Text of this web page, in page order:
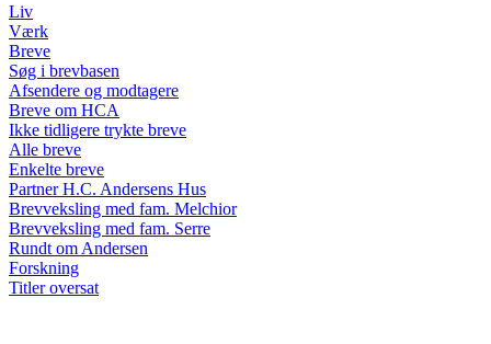
Liv
Værk
Breve
Søg i brevbasen
Afsendere og modtagere
Breve om HCA
Ikke tidligere trykte breve
Alle breve
Enkelte breve
Partner H.C. Andersens Hus
Brevveksling med fam. Melchior
Brevveksling med fam. Serre
Rundt om Andersen
Forskning
Titler oversat